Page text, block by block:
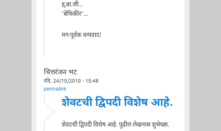
ह्.बा.जी...
'बेफिकीर'...
मनःपूर्वक धन्यवाद!
चित्तरंजन भट
रवि, 24/10/2010 - 10:48
permalink
शेवटची द्विपदी विशेष आहे.
शेवटची द्विपदी विशेष आहे. पुढील लेखनास शुभेच्छा.